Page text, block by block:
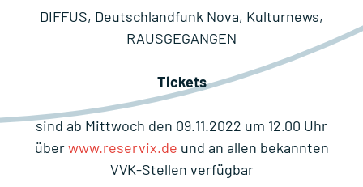
DIFFUS, Deutschlandfunk Nova, Kulturnews,
RAUSGEGANGEN
Tickets
sind ab Mittwoch den 09.11.2022 um 12.00 Uhr
überwww.reservix.de und an allen bekannten
VVK-Stellen verfügbar